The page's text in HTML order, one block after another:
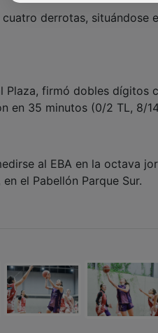
derrotas, situándose
Plaza, firmó dobles dígitos
en 35 minutos (0/2 TL, 8/
al EBA en la octava
el Pabellón Parque Sur.